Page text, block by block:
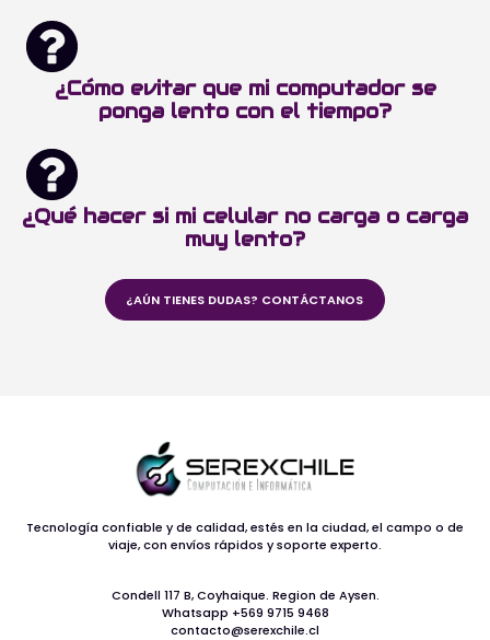
¿Cómo evitar que mi computador se
ponga lento con el tiempo?
¿Qué hacer si mi celular no carga o carga
muy lento?
¿AÚN TIENES DUDAS? CONTÁCTANOS
Tecnología confiable y de calidad, estés en la ciudad, el campo o de
viaje, con envíos rápidos y soporte experto.
Condell 117 B, Coyhaique. Region de Aysen.
Whatsapp +569 9715 9468
contacto@serexchile.cl